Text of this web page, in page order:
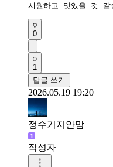
시원하고 맛있을 것
0
1
답글 쓰기
2026.05.19 19:20
정수기지안맘
작성자